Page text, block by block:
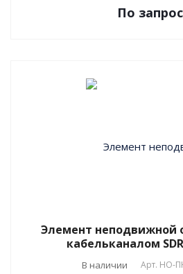
По запр
Элемент неподвижной
кабельканалом
В наличии Арт. НО-